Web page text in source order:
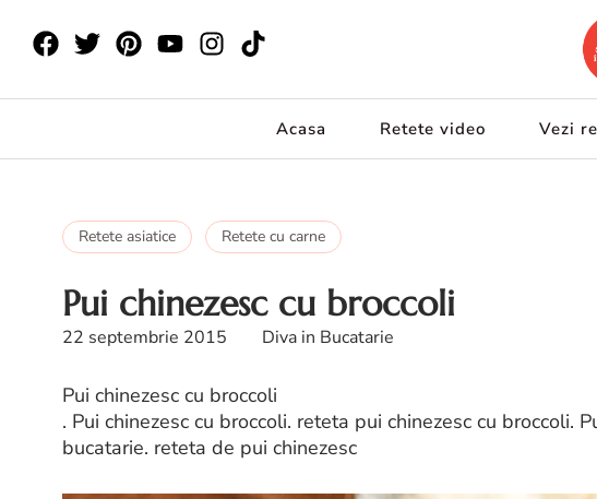
Acasa Retete video Vezi
Retete asiatice Retete cu carne
Pui chinezesc cu broccoli
22 septembrie 2015 Diva in Bucatarie
Pui chinezesc cu broccoli
. Pui chinezesc cu broccoli. reteta pui chinezesc cu broccoli.
bucatarie. reteta de pui chinezesc